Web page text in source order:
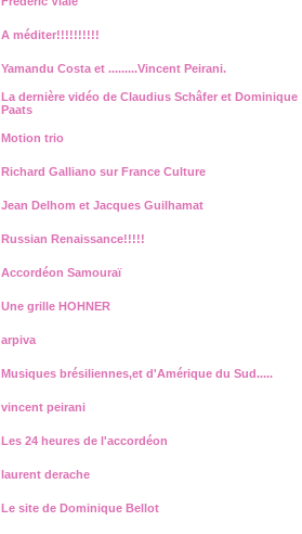
A méditer!!!!!!!!!!
Yamandu Costa et .........Vincent Peirani.
La dernière vidéo de Claudius Schâfer et Dominique
Paats
Motion trio
Richard Galliano sur France Culture
Jean Delhom et Jacques Guilhamat
Russian Renaissance!!!!!
Accordéon Samouraï
Une grille HOHNER
arpiva
Musiques brésiliennes,et d'Amérique du Sud.....
vincent peirani
Les 24 heures de l'accordéon
laurent derache
Le site de Dominique Bellot